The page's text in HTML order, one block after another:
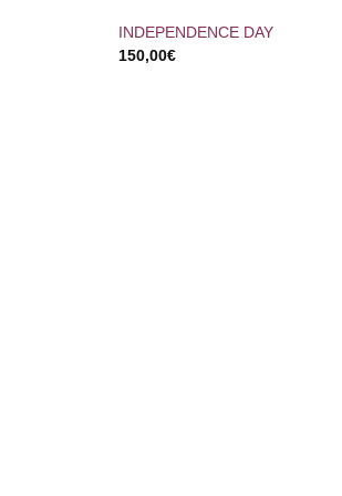
INDEPENDENCE DAY
150,00€